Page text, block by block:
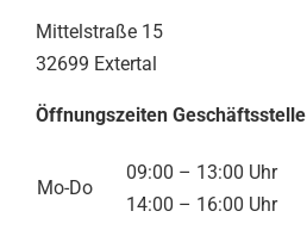
Mittelstraße 15
32699 Extertal
Öffnungszeiten Geschäftsstelle
Mo-Do
09:00 – 13:00 Uhr
14:00 – 16:00 Uhr